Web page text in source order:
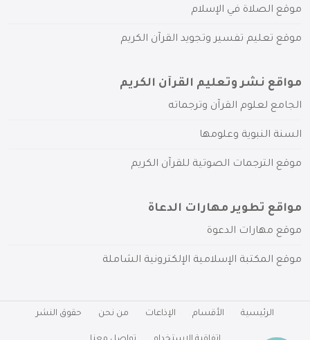
موقع الصلاة في الإسلام
موقع تعليم تفسير وتجويد القرآن الكريم
مواقع نشر وتعليم القرآن الكريم
الجامع لعلوم القرآن وترجماته
السنة النبوية وعلومها
موقع الترجمات الصوتية للقرآن الكريم
مواقع تطوير مهارات الدعاة
موقع مهارات الدعوة
موقع المكتبة الإسلامية الإلكترونية الشاملة
الرئيسية الأقسام الإذاعات من نحن حقوق النشر